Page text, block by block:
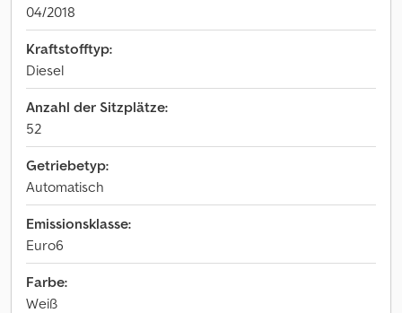
04/2018
Kraftstofftyp:
Diesel
Anzahl der Sitzplätze:
52
Getriebetyp:
Automatisch
Emissionsklasse:
Euro6
Farbe:
Weiß